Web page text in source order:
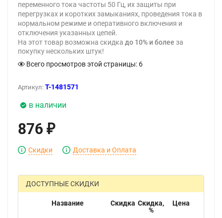
переменного тока частоты 50 Гц, их защиты при
перегрузках и коротких замыканиях, проведения тока в
нормальном режиме и оперативного включения и
отключения указанных цепей.
На этот товар возможна скидка до 10% и более за
покупку нескольких штук!
Всего просмотров этой страницы: 6
Артикул: T-1481571
в наличии
876 ₽
Скидки Доставка и Оплата
ДОСТУПНЫЕ СКИДКИ
Название Скидка Скидка,
%
Цена